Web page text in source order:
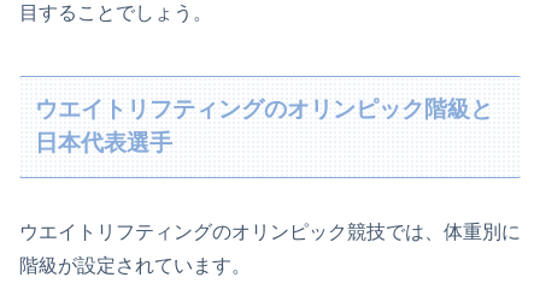
目することでしょう。
ウエイトリフティングのオリンピック階級と
日本代表選手
ウエイトリフティングのオリンピック競技では、体重別に
階級が設定されています。